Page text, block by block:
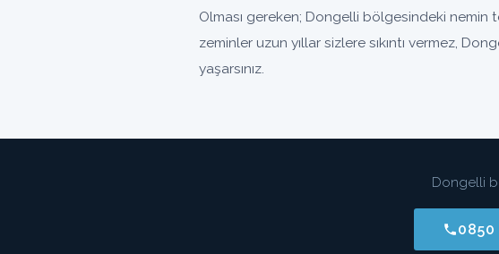
Olması gereken; Dongelli bölgesindeki nemin
zeminler uzun yıllar sizlere sıkıntı vermez,
yaşarsınız.
Dongelli
0850